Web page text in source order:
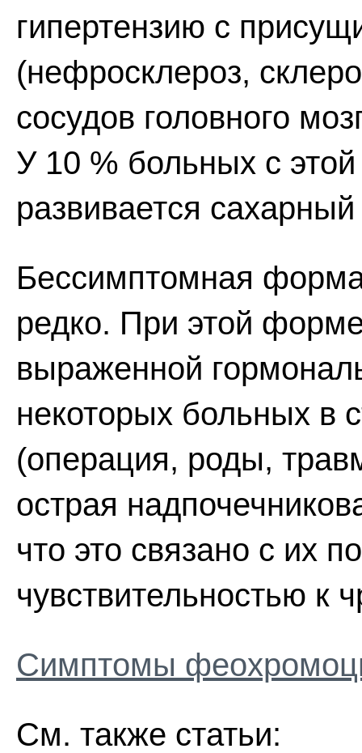
гипертензию с
(нефросклероз,
сосудов головного
У 10 % больных с
развивается
Бессимптомная
редко. При этой
выраженной
некоторых больных в
(операция, роды,
острая
что это связано с их
чувствительностью
Симптомы
См. также статьи: